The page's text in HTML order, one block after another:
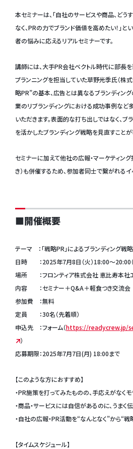
本セミナーは、「自社のサービスや商品、どう
なく、PRの力でブランド価値を高めたい！」と
者の悩みに応えるリアルセミナーです。
講師には、大手PR会社ベクトル時代に部長
プランニングを担当していた草野光季氏（株
略PR”の基本、広告とは異なるブランディン
業のリブランディングにおける成功事例など
いただきます。表面的な打ち出しではなく、ブ
を活かしたブランディング戦略を見直すことが
セミナーに加えて他社の広報・マーケティン
き）も併催するため、参加者同士で繋がれるイ
■開催概要
テーマ ：「戦略PR」によるブランディング戦略
日時 ：2025年7月8日（火）18:00～20:00
場所 ：フロンティア株式会社 恵比寿本社
内容 ：セミナー＋Q&A＋軽食つき交流会
参加費 ：無料
定員 ：30名（先着順）
申込先 ：フォーム（https://readycrew.jp/
）
応募期限：2025年7月7日(月) 18:00まで
【このような方におすすめ】
・PR施策を打ってみたものの、手応えがなく
・商品・サービスには自信があるのに、うまく
・自社の広報・PR活動を“なんとなく”から“
【タイムスケジュール】